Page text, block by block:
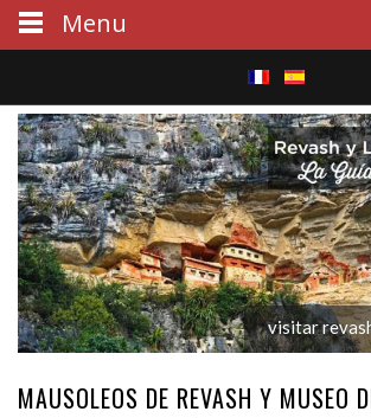
S
e
a
r
c
h
visitar
MAUSOLEOS DE REVASH Y MUSEO
Menu